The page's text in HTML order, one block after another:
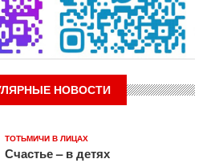
НОВОСТИ
ТОТЬМИЧИ В ЛИЦАХ
Счастье – в детях